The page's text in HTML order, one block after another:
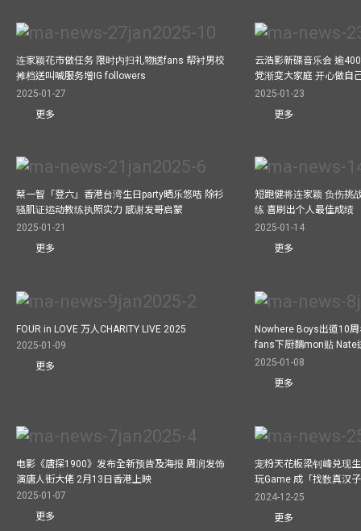
连家颖花市做任务 限时内扫礼物送fans 帮衬男校
摊档送叫喊服务增IG followers
2025-01-27
更多
云浩影新碟音乐会 逾
党渐变大家庭 开心做自
2025-01-23
更多
蔡一智「登六」香港台湾生日party晒乐悠咭 除衫
骚肌证运动教练执照实力 感谢发哥启蒙
2025-01-21
更多
短跑健将连家颖 负伤挑
练 喜刷出个人最佳成绩
2025-01-14
更多
FOUR in LOVE 万人CHARITY LIVE 2025
2025-01-09
更多
Nowhere Boys出道10
fans下厨黐mon贴 Nate
2025-01-08
更多
电影《唐探1900》发布全新预告及海报 周润发饰
演唐人街大佬 2月13日香港上映
2025-01-07
更多
宠粉天花板梁钊峰兑现
玩Game 成「找数真汉
2024-12-25
更多